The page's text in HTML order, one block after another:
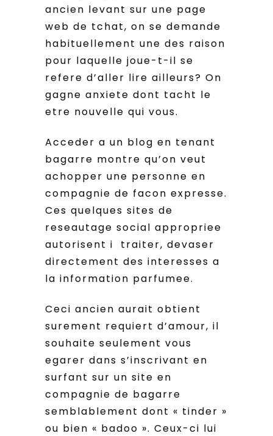
ancien levant sur une page
web de tchat, on se demande
habituellement une des raison
pour laquelle joue-t-il se
refere d’aller lire ailleurs? On
gagne anxiete dont tacht le
etre nouvelle qui vous.
Acceder a un blog en tenant
bagarre montre qu’on veut
achopper une personne en
compagnie de facon expresse.
Ces quelques sites de
reseautage social appropriee
autorisent i traiter, devaser
directement des interesses a
la information parfumee.
Ceci ancien aurait obtient
surement requiert d’amour, il
souhaite seulement vous
egarer dans s’inscrivant en
surfant sur un site en
compagnie de bagarre
semblablement dont « tinder »
ou bien « badoo ». Ceux-ci lui